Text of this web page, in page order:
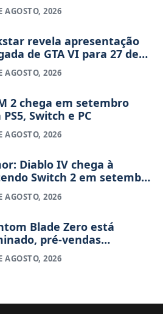
AGOSTO, 2026
revela apresentação
de GTA VI para 27 de
AGOSTO, 2026
2 chega em setembro
Switch e PC
AGOSTO, 2026
Diablo IV chega à
Switch 2 em setembro
custar o preço de um jogo
AGOSTO, 2026
Blade Zero está
pré-vendas
na próxima semana
AGOSTO, 2026